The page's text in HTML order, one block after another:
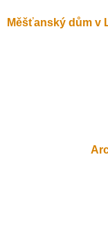
Měšťanský dům v